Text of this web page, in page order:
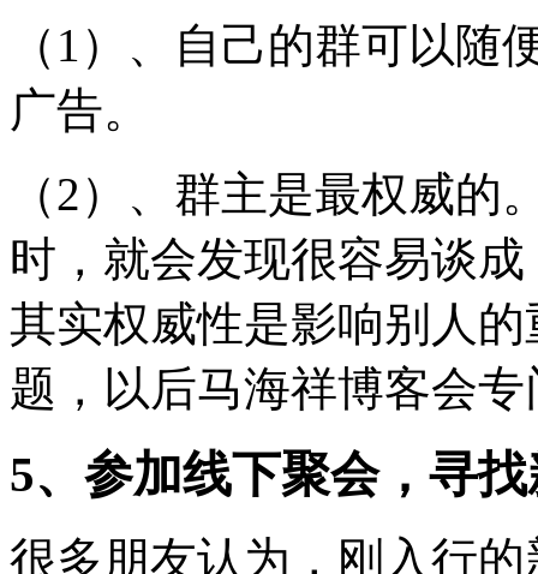
（1）、自己的群可以
广告。
（2）、群主是最权威
时，就会发现很容易谈
其实权威性是影响别人
题，以后马海祥博客会
5、参加线下聚会，寻
很多朋友认为，刚入行